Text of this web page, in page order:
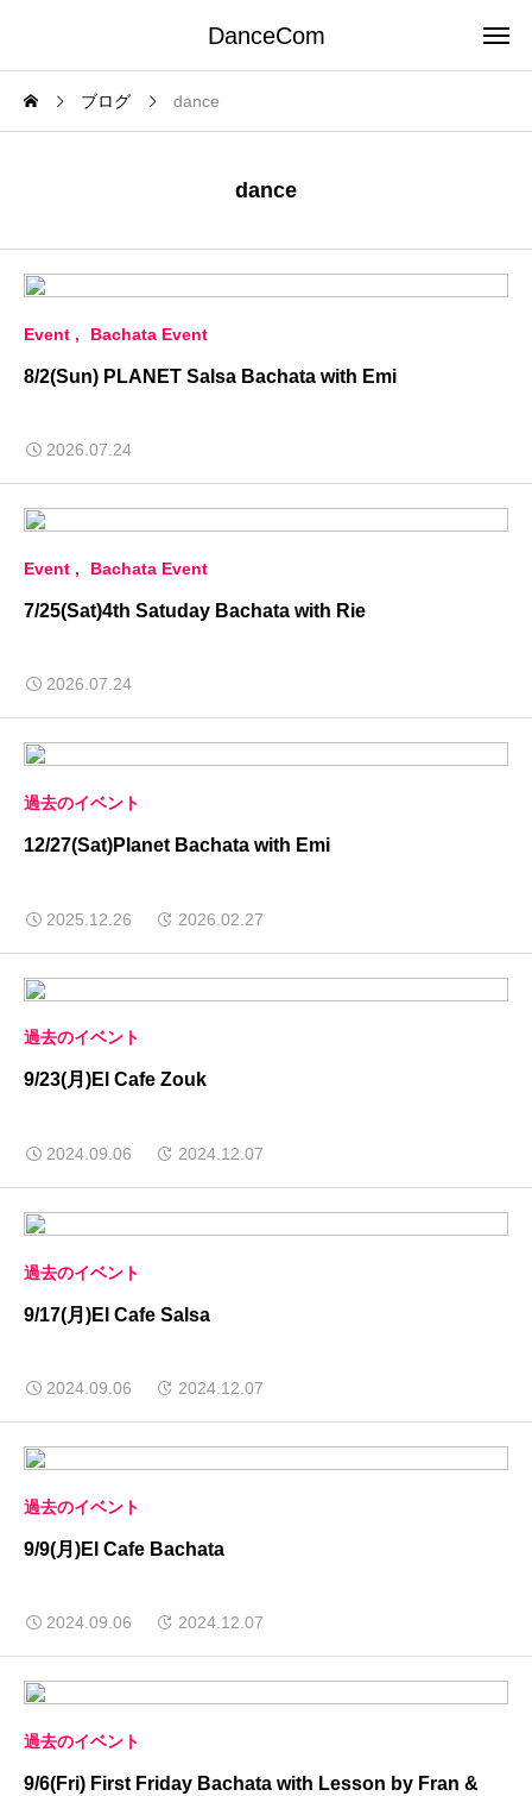
DanceCom
ブログ dance
dance
Event Bachata Event
8/2(Sun) PLANET Salsa Bachata with Emi
2026.07.24
Event Bachata Event
7/25(Sat)4th Satuday Bachata with Rie
2026.07.24
過去のイベント
12/27(Sat)Planet Bachata with Emi
2025.12.26 2026.02.27
過去のイベント
9/23(月)El Cafe Zouk
2024.09.06 2024.12.07
過去のイベント
9/17(月)El Cafe Salsa
2024.09.06 2024.12.07
過去のイベント
9/9(月)El Cafe Bachata
2024.09.06 2024.12.07
過去のイベント
9/6(Fri) First Friday Bachata with Lesson by Fran &